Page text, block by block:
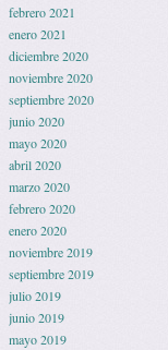
febrero 2021
enero 2021
diciembre 2020
noviembre 2020
septiembre 2020
junio 2020
mayo 2020
abril 2020
marzo 2020
febrero 2020
enero 2020
noviembre 2019
septiembre 2019
julio 2019
junio 2019
mayo 2019